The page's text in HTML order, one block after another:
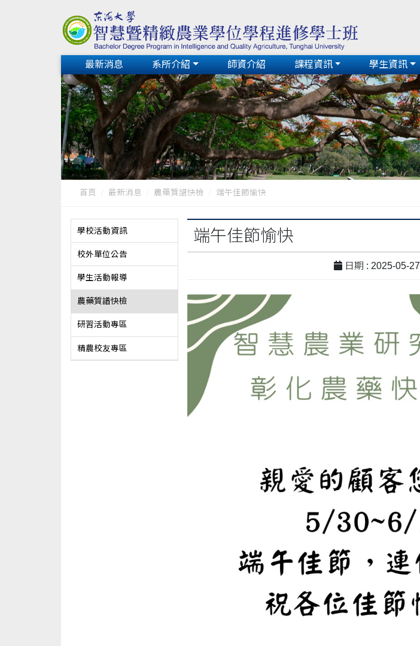
最新消息 系所介紹 師資介紹 課程資訊 學生資訊
首頁 最新消息 農藥質譜快檢 端午佳節愉快
學校活動資訊
校外單位公告
學生活動報導
農藥質譜快檢
研習活動專區
精農校友專區
端午佳節愉快
日期 : 2025-05-27